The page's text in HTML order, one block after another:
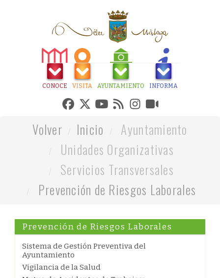
CONOCE VISITA AYUNTAMIENTO INFORMA
Volver Inicio
Ayuntamiento
Unidades Organizativas
Servicios Transversales
Prevención de Riesgos Laborales
Prevención de Riesgos Laborales
Sistema de Gestión Preventiva del
Ayuntamiento
Vigilancia de la Salud